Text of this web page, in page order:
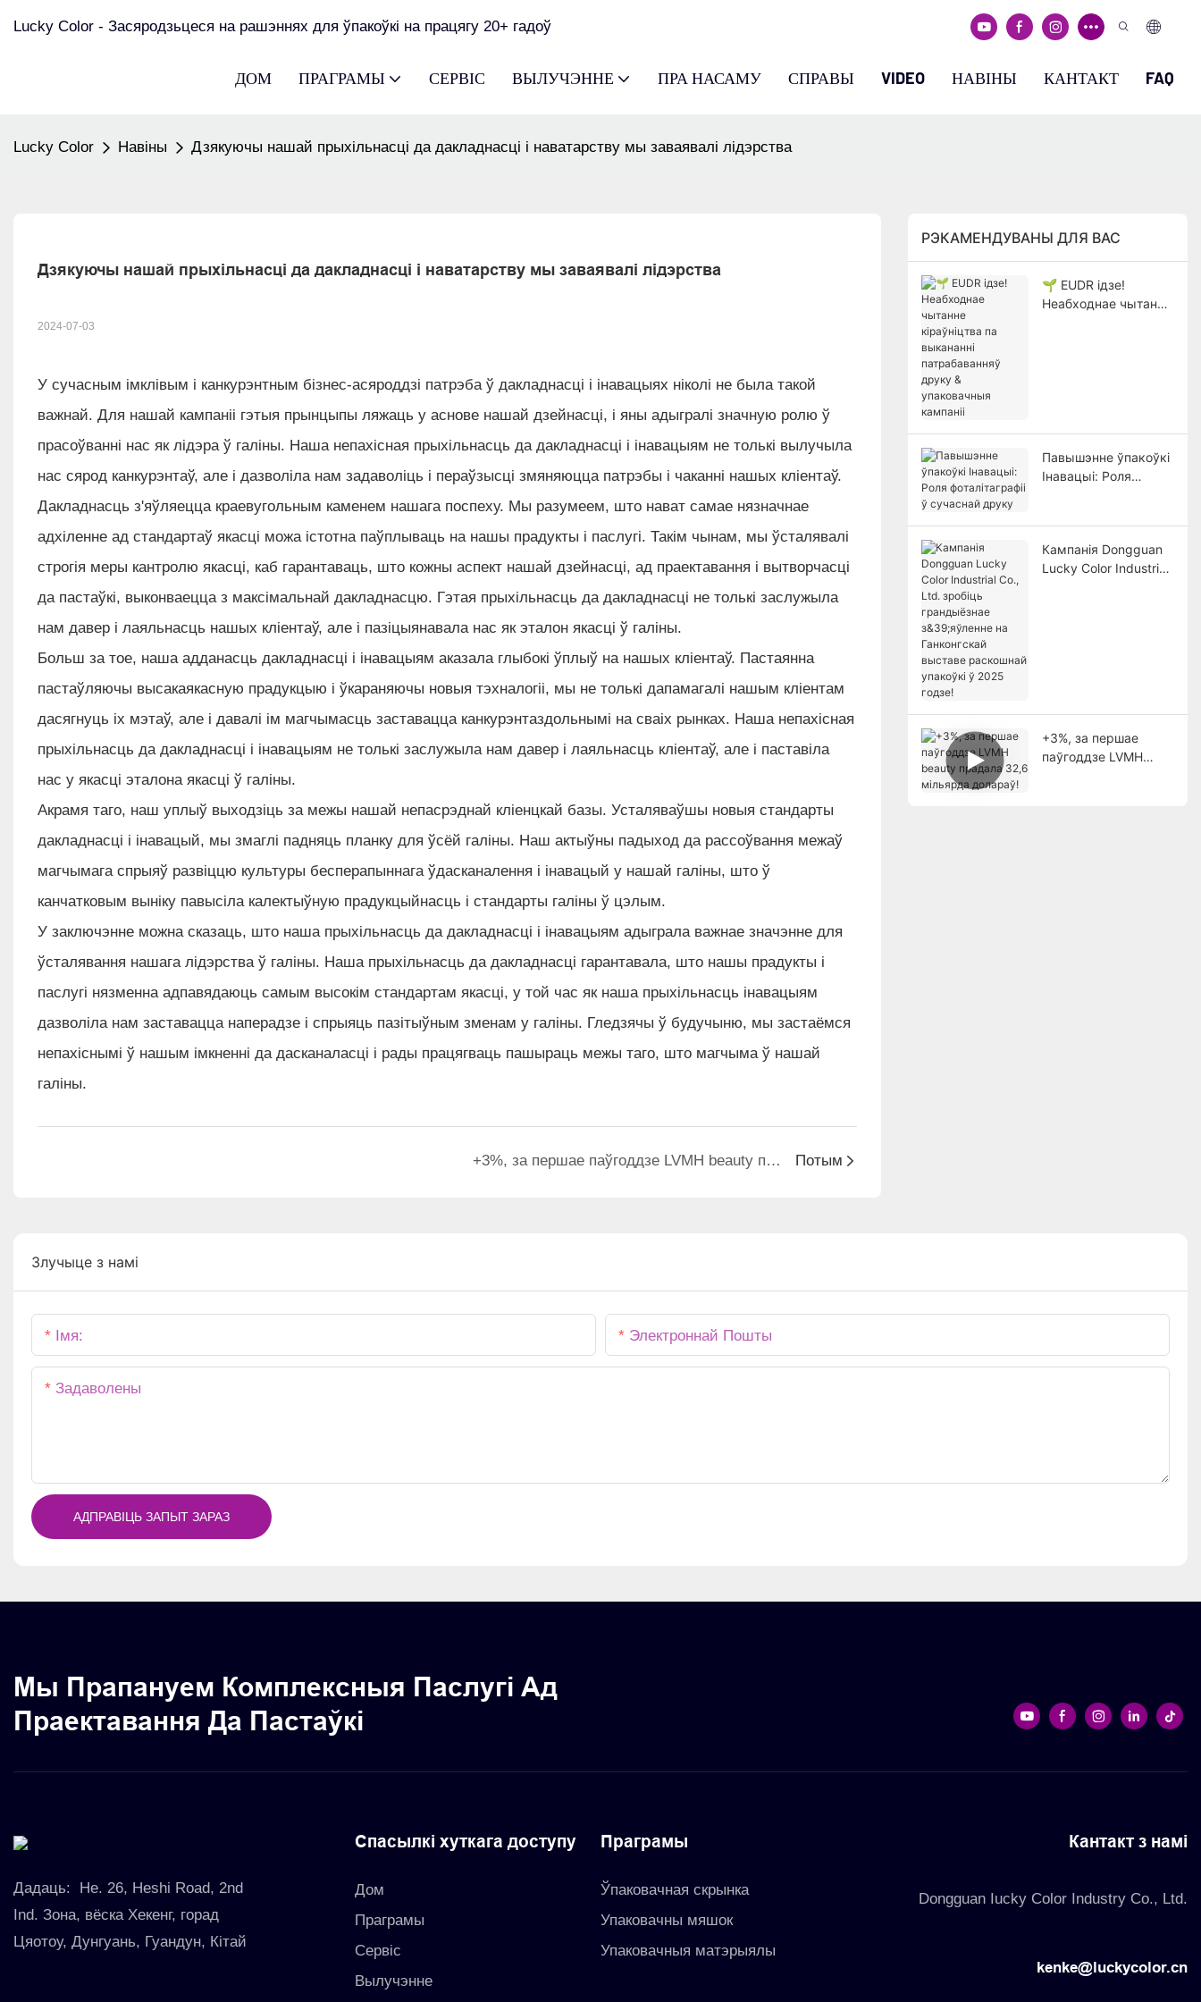
Lucky Color - Засяродзьцеся на рашэннях для ўпакоўкі на працягу 20+ гадоў
ДОМ ПРАГРАМЫ СЕРВІС ВЫЛУЧЭННЕ ПРА НАСАМУ СПРАВЫ VIDEO НАВІНЫ КАНТАКТ FAQ
Lucky Color Навіны Дзякуючы нашай прыхільнасці да дакладнасці і наватарству мы заваявалі лідэрства
Дзякуючы нашай прыхільнасці да дакладнасці і наватарству мы заваявалі лідэрства
2024-07-03
У сучасным імклівым і канкурэнтным бізнес-асяроддзі патрэба ў дакладнасці і інавацыях ніколі не была такой
важнай. Для нашай кампаніі гэтыя прынцыпы ляжаць у аснове нашай дзейнасці, і яны адыгралі значную ролю ў
прасоўванні нас як лідэра ў галіны. Наша непахісная прыхільнасць да дакладнасці і інавацыям не толькі вылучыла
нас сярод канкурэнтаў, але і дазволіла нам задаволіць і пераўзысці змяняюцца патрэбы і чаканні нашых кліентаў.
Дакладнасць з'яўляецца краевугольным каменем нашага поспеху. Мы разумеем, што нават самае нязначнае
адхіленне ад стандартаў якасці можа істотна паўплываць на нашы прадукты і паслугі. Такім чынам, мы ўсталявалі
строгія меры кантролю якасці, каб гарантаваць, што кожны аспект нашай дзейнасці, ад праектавання і вытворчасці
да пастаўкі, выконваецца з максімальнай дакладнасцю. Гэтая прыхільнасць да дакладнасці не толькі заслужыла
нам давер і лаяльнасць нашых кліентаў, але і пазіцыянавала нас як эталон якасці ў галіны.
Больш за тое, наша адданасць дакладнасці і інавацыям аказала глыбокі ўплыў на нашых кліентаў. Пастаянна
пастаўляючы высакаякасную прадукцыю і ўкараняючы новыя тэхналогіі, мы не толькі дапамагалі нашым кліентам
дасягнуць іх мэтаў, але і давалі ім магчымасць заставацца канкурэнтаздольнымі на сваіх рынках. Наша непахісная
прыхільнасць да дакладнасці і інавацыям не толькі заслужыла нам давер і лаяльнасць кліентаў, але і паставіла
нас у якасці эталона якасці ў галіны.
Акрамя таго, наш уплыў выходзіць за межы нашай непасрэднай кліенцкай базы. Усталяваўшы новыя стандарты
дакладнасці і інавацый, мы змаглі падняць планку для ўсёй галіны. Наш актыўны падыход да рассоўвання межаў
магчымага спрыяў развіццю культуры бесперапыннага ўдасканалення і інавацый у нашай галіны, што ў
канчатковым выніку павысіла калектыўную прадукцыйнасць і стандарты галіны ў цэлым.
У заключэнне можна сказаць, што наша прыхільнасць да дакладнасці і інавацыям адыграла важнае значэнне для
ўсталявання нашага лідэрства ў галіны. Наша прыхільнасць да дакладнасці гарантавала, што нашы прадукты і
паслугі нязменна адпавядаюць самым высокім стандартам якасці, у той час як наша прыхільнасць інавацыям
дазволіла нам заставацца наперадзе і спрыяць пазітыўным зменам у галіны. Гледзячы ў будучыню, мы застаёмся
непахіснымі ў нашым імкненні да дасканаласці і рады працягваць пашыраць межы таго, што магчыма ў нашай
галіны.
+3%, за першае паўгоддзе LVMH beauty прадала 32,6 мільярда долараў! Потым
РЭКАМЕНДУВАНЫ ДЛЯ ВАС
🌱 EUDR ідзе!
Неабходнае чытанне
Павышэнне ўпакоўкі
Інавацыі: Роля
Кампанія Dongguan
Lucky Color Industrial
+3%, за першае
паўгоддзе LVMH
Злучыце з намі
Імя: Электроннай Пошты
Задаволены
АДПРАВІЦЬ ЗАПЫТ ЗАРАЗ
Мы Прапануем Комплексныя Паслугі Ад
Праектавання Да Пастаўкі
Дадаць:
Не. 26, Heshi Road, 2nd
Ind. Зона, вёска Хекенг, горад
Цяотоу, Дунгуань, Гуандун, Кітай
Спасылкі хуткага доступу
Дом
Праграмы
Сервіс
Вылучэнне
Праграмы
Ўпаковачная скрынка
Упаковачны мяшок
Упаковачныя матэрыялы
Кантакт з намі
Dongguan Iucky Color Industry Co., Ltd.
kenke@luckycolor.cn